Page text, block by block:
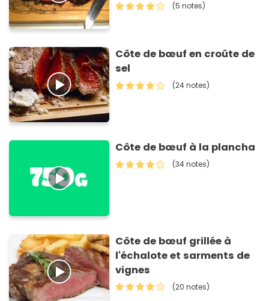
(5 notes)
Côte de bœuf en croûte de
sel
(24 notes)
Côte de bœuf à la plancha
(34 notes)
Côte de bœuf grillée à
l'échalote et sarments de
vignes
(20 notes)